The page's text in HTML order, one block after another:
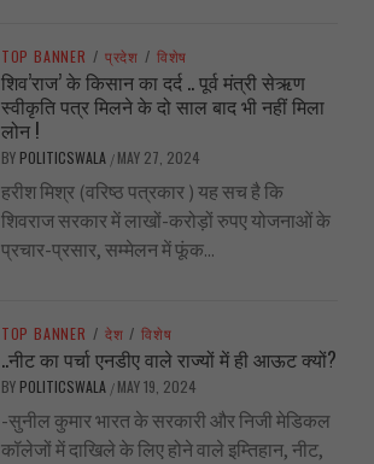
TOP BANNER / प्रदेश / विशेष
शिव’राज’ के किसान का दर्द .. पूर्व मंत्री सेऋण
स्वीकृति पत्र मिलने के दो साल बाद भी नहीं मिला
लोन !
BY POLITICSWALA / MAY 27, 2024
हरीश मिश्र (वरिष्ठ पत्रकार ) यह सच है कि
शिवराज सरकार में लाखों-करोड़ों रुपए योजनाओं के
प्रचार-प्रसार, सम्मेलन में फूंक...
TOP BANNER / देश / विशेष
..नीट का पर्चा एनडीए वाले राज्यों में ही आऊट क्यों?
BY POLITICSWALA / MAY 19, 2024
-सुनील कुमार भारत के सरकारी और निजी मेडिकल
कॉलेजों में दाखिले के लिए होने वाले इम्तिहान, नीट,